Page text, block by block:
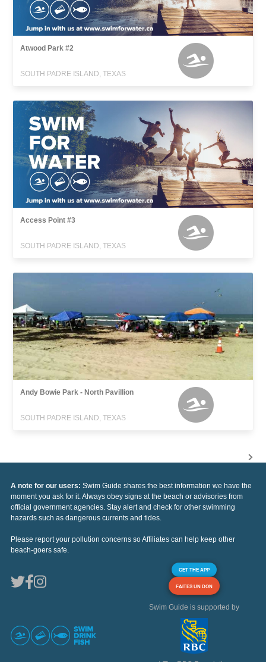
Atwood Park #2
SOUTH PADRE ISLAND, TEXAS
Access Point #3
SOUTH PADRE ISLAND, TEXAS
Andy Bowie Park - North Pavillion
SOUTH PADRE ISLAND, TEXAS
A note for our users: Swim Guide shares the best information we have the
moment you ask for it. Always obey signs at the beach or advisories from
official government agencies. Stay alert and check for other swimming
hazards such as dangerous currents and tides.
Please report your pollution concerns so Affiliates can help keep other
beach-goers safe.
GET THE APP
FAITES UN DON
Swim Guide is supported by